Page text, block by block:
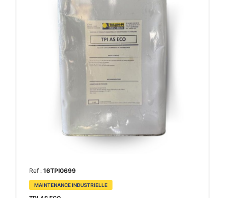
Ref : 16TPI0699
MAINTENANCE INDUSTRIELLE